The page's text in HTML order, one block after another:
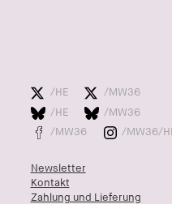
/HE
/MW36
/HE
/MW36
/MW36
/MW36/
Newsletter
Kontakt
Zahlung und Lieferung